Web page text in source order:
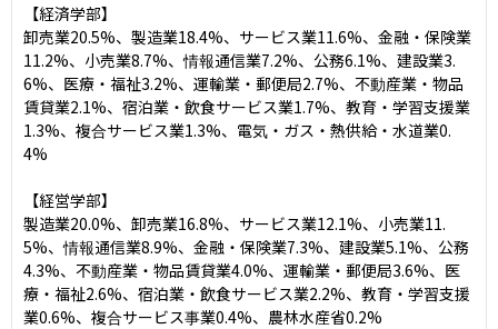
【経済学部】
卸売業20.5%、製造業18.4%、サービス業11.6%、金融・保険業
11.2%、小売業8.7%、情報通信業7.2%、公務6.1%、建設業3.
6%、医療・福祉3.2%、運輸業・郵便局2.7%、不動産業・物品
賃貸業2.1%、宿泊業・飲食サービス業1.7%、教育・学習支援業
1.3%、複合サービス業1.3%、電気・ガス・熱供給・水道業0.
4%
【経営学部】
製造業20.0%、卸売業16.8%、サービス業12.1%、小売業11.
5%、情報通信業8.9%、金融・保険業7.3%、建設業5.1%、公務
4.3%、不動産業・物品賃貸業4.0%、運輸業・郵便局3.6%、医
療・福祉2.6%、宿泊業・飲食サービス業2.2%、教育・学習支援
業0.6%、複合サービス事業0.4%、農林水産省0.2%